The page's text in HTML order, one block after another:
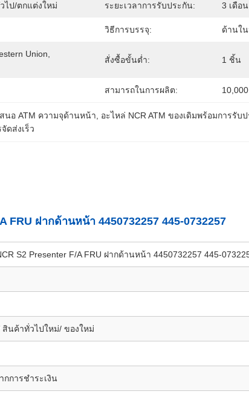
ไป/ตกแต่งใหม่ ระยะเวลาการรับประกัน: 3 เดือน
วิธีการบรรจุ: ด้านใ
Union,
สั่งซื้อขั้นต่ำ: 1 ชิ้น
สามารถในการผลิต:
สนอ ATM ความจุด้านหน้า อะไหล่ NCR ATM ของเดิมพร้อมการรับ
ดส่งเร็ว
FRU ฝากด้านหน้า 4450732257 445-0732257
S2 Presenter F/A FRU ฝากด้านหน้า 4450732257 445-
สินค้าทั่วไปใหม่/ ของใหม่
กการชําระเงิน